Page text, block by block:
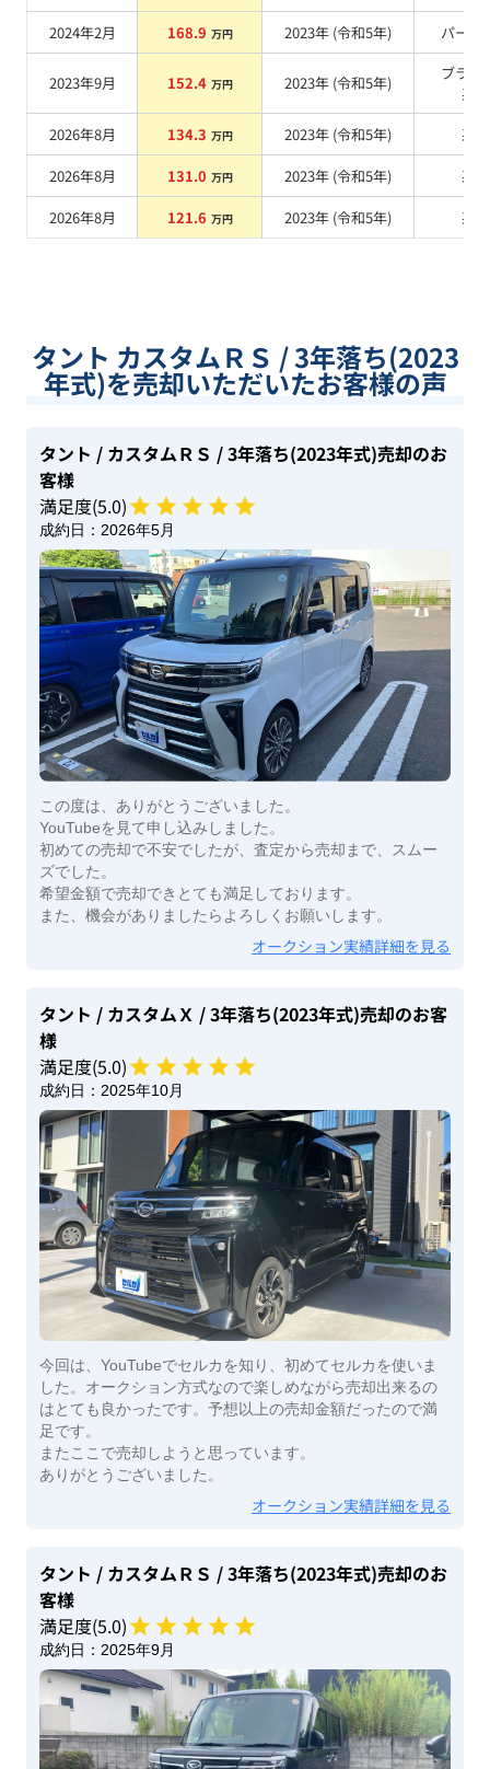
2024年2月
168.9 万円 2023年 (令和5年) パール
2023年9月 152.4 万円 2023年 (令和5年)
ブラッ
系
2026年8月
134.3 万円 2023年 (令和5年)
系
2026年8月
131.0 万円 2023年 (令和5年)
系
2026年8月
121.6 万円 2023年 (令和5年) 系
タント カスタムＲＳ / 3年落ち(2023
年式)を売却いただいたお客様の声
タント / カスタムＲＳ / 3年落ち(2023年式)売却のお
客様
満足度(5.0)
成約日： 2026年5月
この度は、ありがとうございました。
YouTubeを見て申し込みしました。
初めての売却で不安でしたが、査定から売却まで、スムー
ズでした。
希望金額で売却できとても満足しております。
また、機会がありましたらよろしくお願いします。
オークション実績詳細を見る
タント / カスタムＸ / 3年落ち(2023年式)売却のお客
様
満足度(5.0)
成約日： 2025年10月
今回は、YouTubeでセルカを知り、初めてセルカを使いま
した。オークション方式なので楽しめながら売却出来るの
はとても良かったです。予想以上の売却金額だったので満
足です。
またここで売却しようと思っています。
ありがとうございました。
オークション実績詳細を見る
タント / カスタムＲＳ / 3年落ち(2023年式)売却のお
客様
満足度(5.0)
成約日： 2025年9月